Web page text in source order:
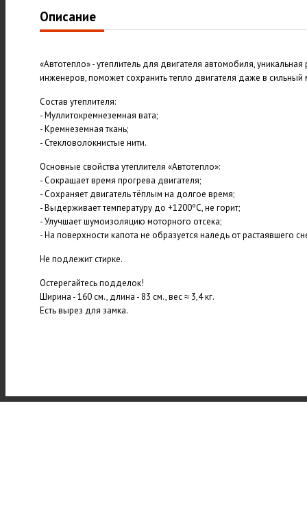
Описание
«Автотепло» - утеплитель для двигателя автомобиля,
инженеров, поможет сохранить тепло двигателя даже в сильный
Состав утеплителя:
- Муллитокремнеземная вата;
- Кремнеземная ткань;
- Стекловолокнистые нити.
Основные свойства утеплителя «Автотепло»:
- Сокращает время прогрева двигателя;
- Сохраняет двигатель тёплым на долгое время;
- Выдерживает температуру до +1200ºС, не горит;
- Улучшает шумоизоляцию моторного отсека;
- На поверхности капота не образуется наледь от растаявшего
Не подлежит стирке.
Остерегайтесь подделок!
Ширина - 160 см., длина - 83 см., вес ≈ 3,4 кг.
Есть вырез для замка.